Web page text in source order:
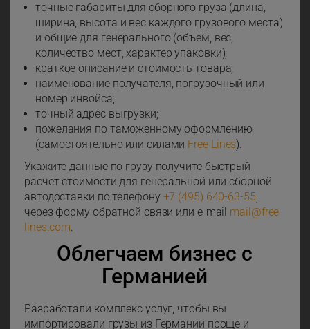
точные габариты для сборного груза (длина,
ширина, высота и вес каждого грузового места)
и общие для генерального (объем, вес,
количество мест, характер упаковки);
краткое описание и стоимость товара;
наименование получателя, погрузочный или
номер инвойса;
точный адрес выгрузки;
пожелания по таможенному оформлению
(самостоятельно или силами Free Lines).
Укажите данные по грузу получите быстрый
расчет стоимости для генеральной или сборной
автодоставки по телефону +7 (495) 640-63-55,
через форму обратной связи или e-mail mail@free-
lines.com.
Облегчаем бизнес с
Германией
Разработали комплекс услуг, чтобы вы
импортировали грузы из Германии проще и